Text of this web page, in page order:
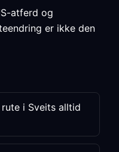
atferd og
er ikke den
i Sveits alltid